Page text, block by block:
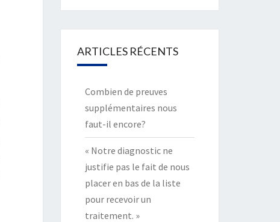
ARTICLES RÉCENTS
Combien de preuves
supplémentaires nous
faut-il encore?
« Notre diagnostic ne
justifie pas le fait de nous
placer en bas de la liste
pour recevoir un
traitement. »